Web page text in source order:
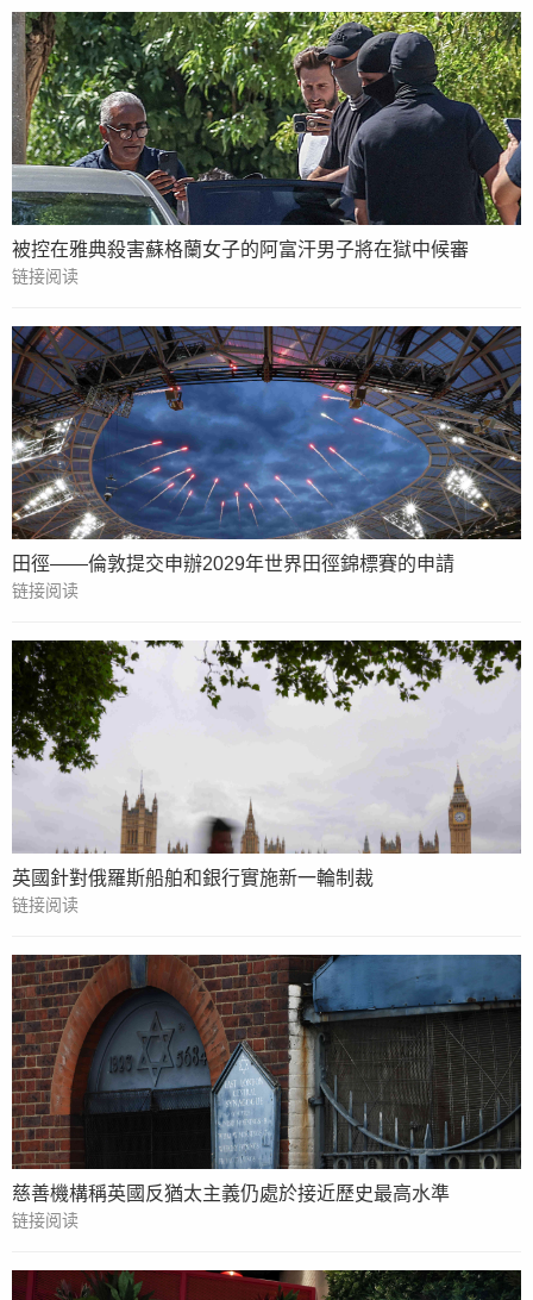
被控在雅典殺害蘇格蘭女子的阿富汗男子將在獄中候審
链接阅读
田徑——倫敦提交申辦2029年世界田徑錦標賽的申請
链接阅读
英國針對俄羅斯船舶和銀行實施新一輪制裁
链接阅读
慈善機構稱英國反猶太主義仍處於接近歷史最高水準
链接阅读